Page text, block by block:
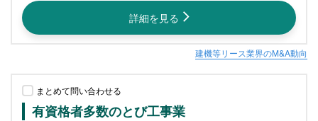
詳細を見る
建機等リース業界のM&A動向
まとめて問い合わせる
有資格者多数のとび工事業